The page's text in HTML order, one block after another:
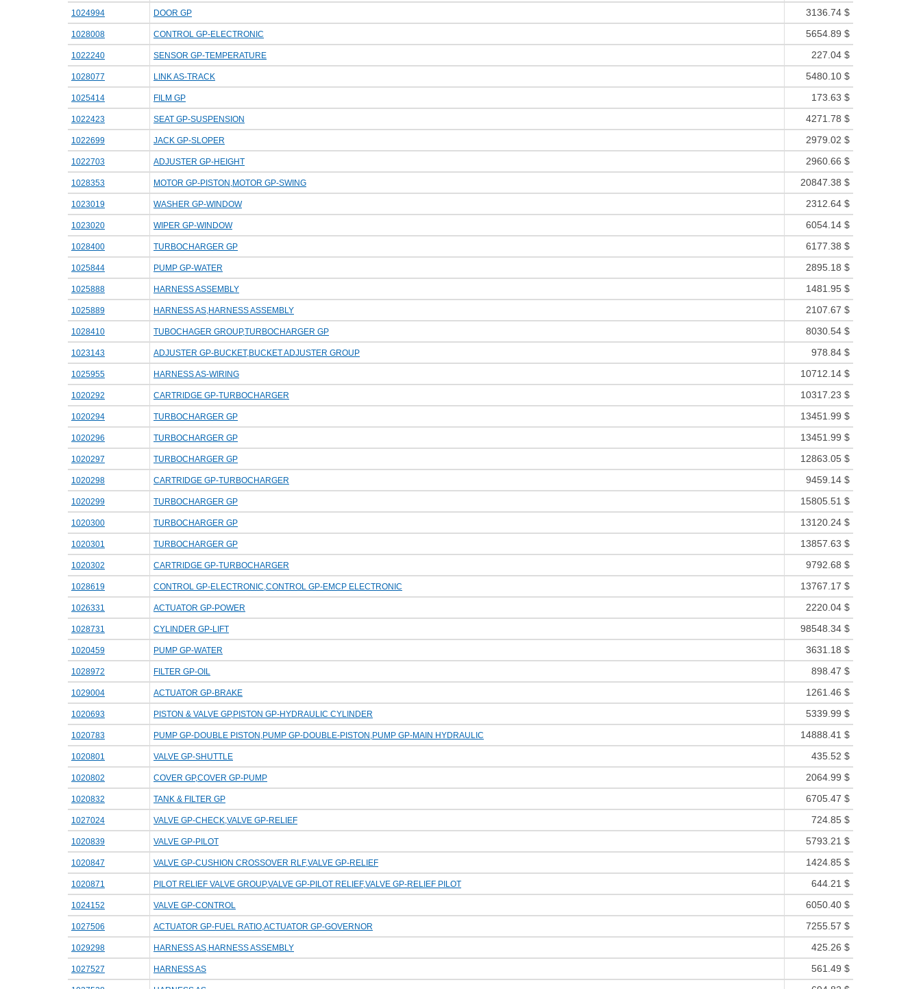
1024994 DOOR GP 3136.74 $
1028008 CONTROL GP-ELECTRONIC 5654.89 $
1022240 SENSOR GP-TEMPERATURE 227.04 $
1028077 LINK AS-TRACK 5480.10 $
1025414 FILM GP 173.63 $
1022423 SEAT GP-SUSPENSION 4271.78 $
1022699 JACK GP-SLOPER 2979.02 $
1022703 ADJUSTER GP-HEIGHT 2960.66 $
1028353 MOTOR GP-PISTON,MOTOR GP-SWING 20847.38 $
1023019 WASHER GP-WINDOW 2312.64 $
1023020 WIPER GP-WINDOW 6054.14 $
1028400 TURBOCHARGER GP 6177.38 $
1025844 PUMP GP-WATER 2895.18 $
1025888 HARNESS ASSEMBLY 1481.95 $
1025889 HARNESS AS,HARNESS ASSEMBLY 2107.67 $
1028410 TUBOCHAGER GROUP,TURBOCHARGER GP 8030.54 $
1023143 ADJUSTER GP-BUCKET,BUCKET ADJUSTER GROUP 978.84 $
1025955 HARNESS AS-WIRING 10712.14 $
1020292 CARTRIDGE GP-TURBOCHARGER 10317.23 $
1020294 TURBOCHARGER GP 13451.99 $
1020296 TURBOCHARGER GP 13451.99 $
1020297 TURBOCHARGER GP 12863.05 $
1020298 CARTRIDGE GP-TURBOCHARGER 9459.14 $
1020299 TURBOCHARGER GP 15805.51 $
1020300 TURBOCHARGER GP 13120.24 $
1020301 TURBOCHARGER GP 13857.63 $
1020302 CARTRIDGE GP-TURBOCHARGER 9792.68 $
1028619 CONTROL GP-ELECTRONIC,CONTROL GP-EMCP ELECTRONIC 13767.17 $
1026331 ACTUATOR GP-POWER 2220.04 $
1028731 CYLINDER GP-LIFT 98548.34 $
1020459 PUMP GP-WATER 3631.18 $
1028972 FILTER GP-OIL 898.47 $
1029004 ACTUATOR GP-BRAKE 1261.46 $
1020693 PISTON & VALVE GP,PISTON GP-HYDRAULIC CYLINDER 5339.99 $
1020783 PUMP GP-DOUBLE PISTON,PUMP GP-DOUBLE-PISTON,PUMP GP-MAIN HYDRAULIC 14888.41 $
1020801 VALVE GP-SHUTTLE 435.52 $
1020802 COVER GP,COVER GP-PUMP 2064.99 $
1020832 TANK & FILTER GP 6705.47 $
1027024 VALVE GP-CHECK,VALVE GP-RELIEF 724.85 $
1020839 VALVE GP-PILOT 5793.21 $
1020847 VALVE GP-CUSHION CROSSOVER RLF,VALVE GP-RELIEF 1424.85 $
1020871 PILOT RELIEF VALVE GROUP,VALVE GP-PILOT RELIEF,VALVE GP-RELIEF PILOT 644.21 $
1024152 VALVE GP-CONTROL 6050.40 $
1027506 ACTUATOR GP-FUEL RATIO,ACTUATOR GP-GOVERNOR 7255.57 $
1029298 HARNESS AS,HARNESS ASSEMBLY 425.26 $
1027527 HARNESS AS 561.49 $